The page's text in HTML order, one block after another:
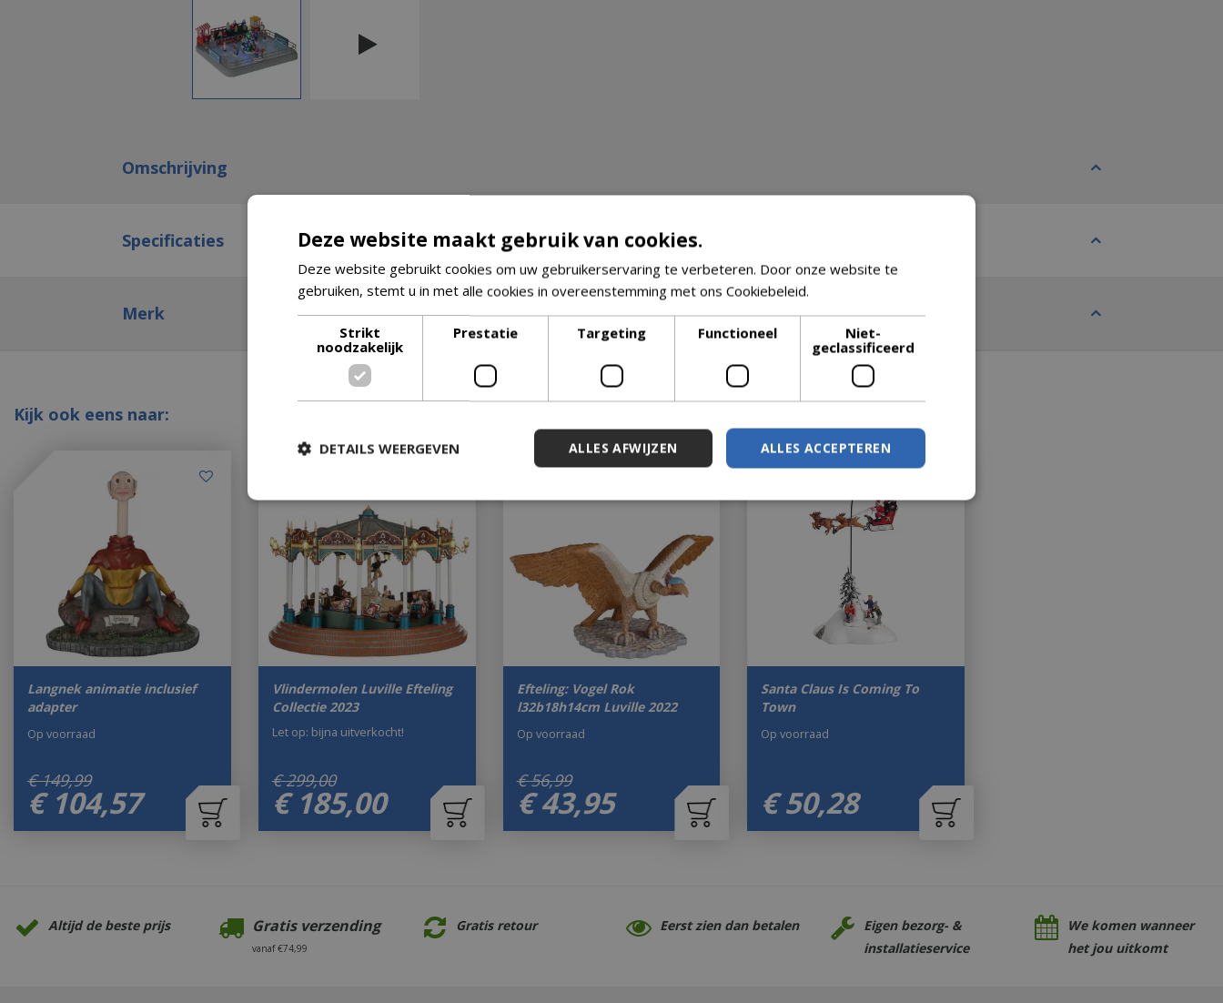
Omschrijving
Specificaties
Merk
Kijk ook eens naar:
Langnek animatie inclusief
adapter
€ 149,99
€ 104,57
Op voorraad
Vlindermolen Luville Efteling
Collectie 2023
€ 299,00
€ 185,00
Let op: bijna uitverkocht!
Efteling: Vogel Rok
l32b18h14cm Luville 2022
€ 56,99
€ 43,95
Op voorraad
Santa Claus Is Coming To
Town
€ 50,28
Op voorraad
Altijd de beste prijs Gratis verzending
vanaf €74,99
Gratis retour Eerst zien dan betalen
Eigen bezorg- &
installatieservice
We komen wanneer
het jou uitkomt
Deze website maakt gebruik van cookies.
Deze website gebruikt cookies om uw gebruikerservaring te verbeteren. Door onze website te
gebruiken, stemt u in met alle cookies in overeenstemming met ons Cookiebeleid.
Strikt
noodzakelijk
Prestatie Targeting Functioneel
Niet-
geclassificeerd
ALLES ACCEPTEREN
ALLES AFWIJZEN
DETAILS WEERGEVEN